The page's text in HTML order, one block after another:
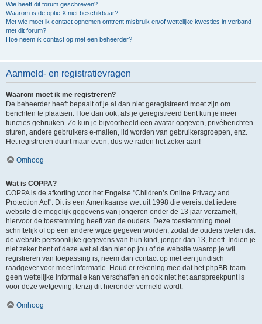
Wie heeft dit forum geschreven?
Waarom is de optie X niet beschikbaar?
Met wie moet ik contact opnemen omtrent misbruik en/of wettelijke kwesties in verband
met dit forum?
Hoe neem ik contact op met een beheerder?
Aanmeld- en registratievragen
Waarom moet ik me registreren?
De beheerder heeft bepaalt of je al dan niet geregistreerd moet zijn om
berichten te plaatsen. Hoe dan ook, als je geregistreerd bent kun je meer
functies gebruiken. Zo kun je bijvoorbeeld een avatar opgeven, privéberichten
sturen, andere gebruikers e-mailen, lid worden van gebruikersgroepen, enz.
Het registreren duurt maar even, dus we raden het zeker aan!
Omhoog
Wat is COPPA?
COPPA is de afkorting voor het Engelse "Children’s Online Privacy and
Protection Act". Dit is een Amerikaanse wet uit 1998 die vereist dat iedere
website die mogelijk gegevens van jongeren onder de 13 jaar verzamelt,
hiervoor de toestemming heeft van de ouders. Deze toestemming moet
schriftelijk of op een andere wijze gegeven worden, zodat de ouders weten dat
de website persoonlijke gegevens van hun kind, jonger dan 13, heeft. Indien je
niet zeker bent of deze wet al dan niet op jou of de website waarop je wil
registreren van toepassing is, neem dan contact op met een juridisch
raadgever voor meer informatie. Houd er rekening mee dat het phpBB-team
geen wettelijke informatie kan verschaffen en ook niet het aanspreekpunt is
voor deze wetgeving, tenzij dit hieronder vermeld wordt.
Omhoog